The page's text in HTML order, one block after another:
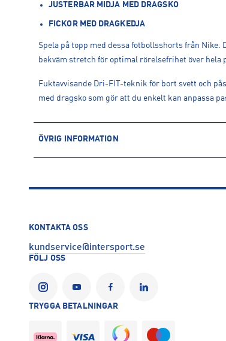
JUSTERBAR MIDJA MED DRAGSKO
FICKOR MED DRAGKEDJA
Spela på topp med dessa fotbollsshorts från
bekväm stretch för optimal rörelsefrihet över hela
Fuktavvisande Dri-FIT-teknik för bort svett och
med dragsko som gör att du enkelt kan anpassa
ÖVRIG INFORMATION
Leverantörens produktnummer: IF1463
Tillverkaradress: Colosseum 1, 1213 NL, Hilversum,
KONTAKTA OSS
kundservice@intersport.se
FÖLJ OSS
TRYGGA BETALNINGAR